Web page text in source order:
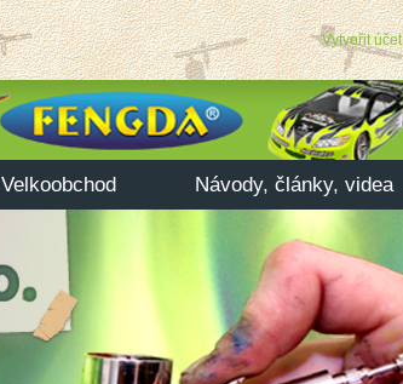
Vytvořit účet
Velkoobchod Návody, články, videa